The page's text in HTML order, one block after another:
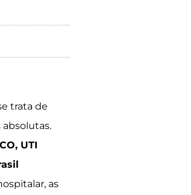
trata de
absolutas.
UTI
as